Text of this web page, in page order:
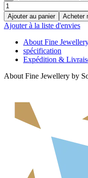
Ajouter au panier Acheter
Ajouter à la liste d'envies
About Fine
spécification
Expédition &
About Fine Jewellery by